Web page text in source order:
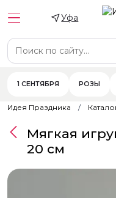
Уфа
1 СЕНТЯБРЯ РОЗЫ
Идея Праздника
Мягкая
20 см